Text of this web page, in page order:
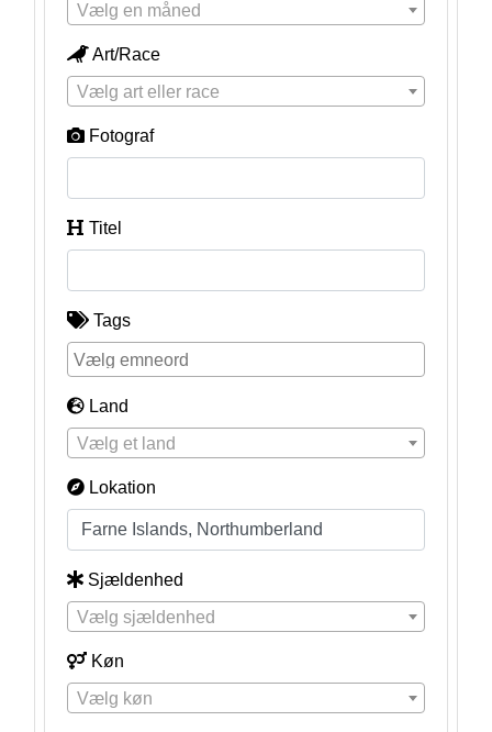
Vælg en måned
Art/Race
Vælg art eller race
Fotograf
Titel
Tags
Land
Vælg et land
Lokation
Sjældenhed
Vælg sjældenhed
Køn
Vælg køn